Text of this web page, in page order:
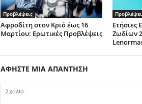
Προβλέψεις
Αφροδίτη στον Κριό έως 16
Μαρτίου: Ερωτικές Προβλέψεις
Ετήσιες
Ζωδίων
ΑΦΗΣΤΕ ΜΙΑ ΑΠΑΝΤΗΣΗ